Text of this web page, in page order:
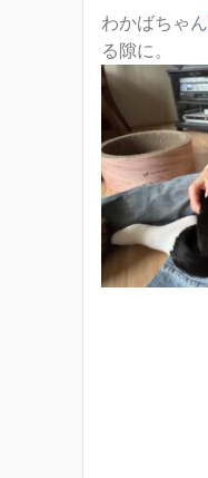
わかばちゃん
る隙に。